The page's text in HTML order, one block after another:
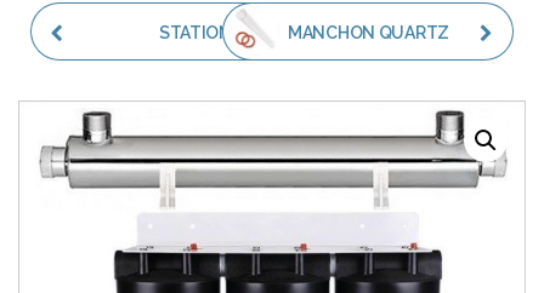
STATION DE
PAR L’UV-C 3,3 M³ PAR
HEURE 20 POUCES BIG
BLUE
MANCHON QUARTZ
UV 24W